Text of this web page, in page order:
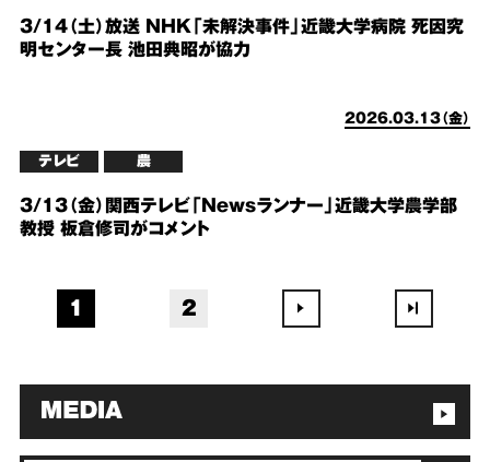
3/14（土）放送 NHK「未解決事件」近畿大学病院 死因究
明センター長 池田典昭が協力
2026.03.13（金）
テレビ 農
3/13（金）関西テレビ「Newsランナー」近畿大学農学部
教授 板倉修司がコメント
1 2